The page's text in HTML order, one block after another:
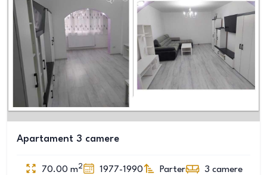
Apartament 3 camere
70.00 m2 1977-1990 Parter 3 camere